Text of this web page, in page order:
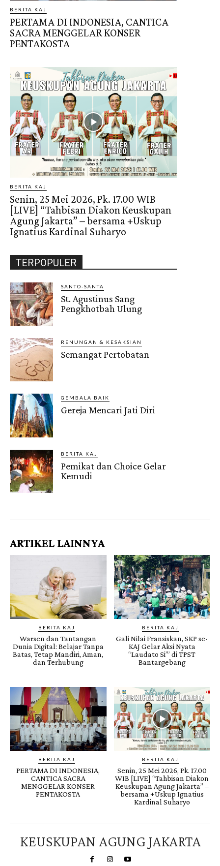
BERITA KAJ
PERTAMA DI INDONESIA, CANTICA
SACRA MENGGELAR KONSER
PENTAKOSTA
BERITA KAJ
Senin, 25 Mei 2026, Pk. 17.00 WIB
[LIVE] “Tahbisan Diakon Keuskupan
Agung Jakarta” – bersama +Uskup
Ignatius Kardinal Suharyo
TERPOPULER
SANTO-SANTA
St. Agustinus Sang
Pengkhotbah Ulung
RENUNGAN & KESAKSIAN
Semangat Pertobatan
GEMBALA BAIK
Gereja Mencari Jati Diri
BERITA KAJ
Pemikat dan Choice Gelar
Kemudi
Gendis.ID
ARTIKEL LAINNYA
BERITA KAJ
Warsen dan Tantangan
Dunia Digital: Belajar Tanpa
Batas, Tetap Mandiri, Aman,
dan Terhubung
BERITA KAJ
Gali Nilai Fransiskan, SKP se-
KAJ Gelar Aksi Nyata
“Laudato Si’” di TPST
Bantargebang
BERITA KAJ
PERTAMA DI INDONESIA,
CANTICA SACRA
MENGGELAR KONSER
PENTAKOSTA
BERITA KAJ
Senin, 25 Mei 2026, Pk. 17.00
WIB [LIVE] “Tahbisan Diakon
Keuskupan Agung Jakarta” –
bersama +Uskup Ignatius
Kardinal Suharyo
KEUSKUPAN AGUNG JAKARTA